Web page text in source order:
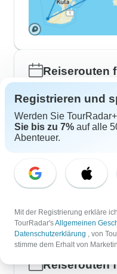
Reiserouten
Reiserouten
Registrieren und
Werden Sie
Sie bis zu 7% auf alle
Abenteuer.
Mit der Registrierung erkläre
TourRadar'sAllgemeinen
Datenschutzerklärung , von
stimme dem Erhalt von